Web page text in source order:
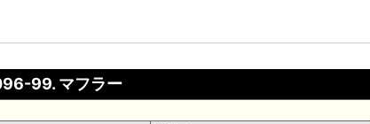
99. マフラー